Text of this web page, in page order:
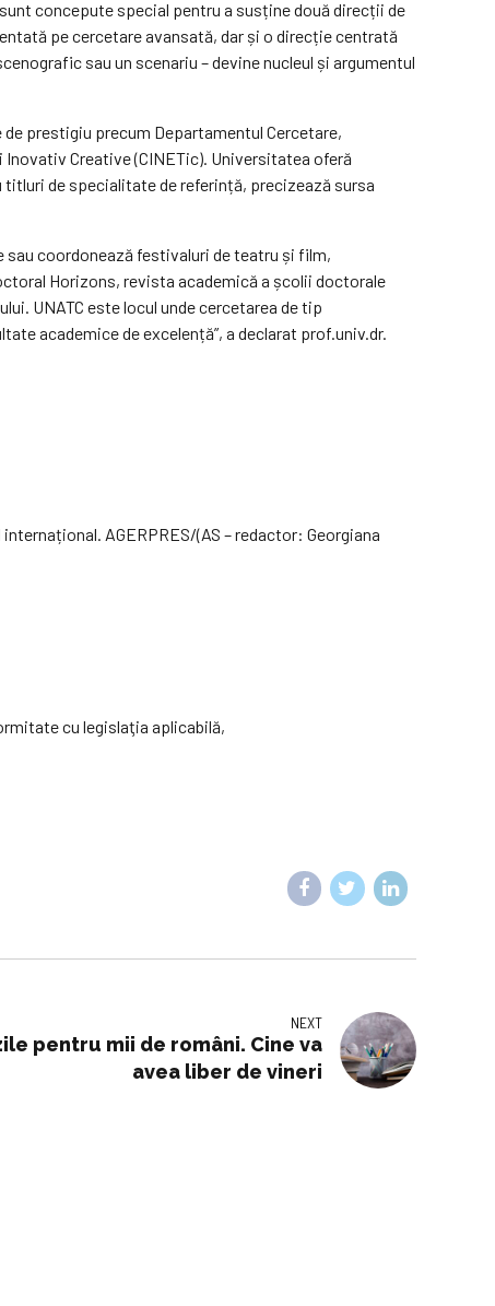
concepute special pentru a susține două direcții de
pe cercetare avansată, dar și o direcție centrată
sau un scenariu – devine nucleul și argumentul
prestigiu precum Departamentul Cercetare,
Creative (CINETic). Universitatea oferă
de specialitate de referință, precizează sursa
coordonează festivaluri de teatru și film,
Horizons, revista academică a școlii doctorale
UNATC este locul unde cercetarea de tip
academice de excelență”, a declarat prof.univ.dr.
AGERPRES/(AS – redactor: Georgiana
cu legislaţia aplicabilă,
NEXT
pentru mii de români. Cine va
avea liber de vineri